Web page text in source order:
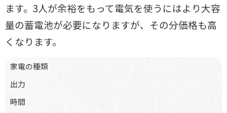
ます。3人が余裕をもって電気を使うにはより大容
量の蓄電池が必要になりますが、その分価格も高
く なります。
家電の種類
出力
時間